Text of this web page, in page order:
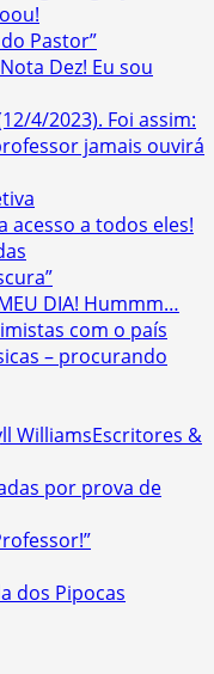
Pastor”
Dez! Eu sou
4/2023). Foi assim:
jamais ouvirá
acesso a todos eles!
DIA! Hummm…
com o país
– procurando
Escritores &
por prova de
dos Pipocas